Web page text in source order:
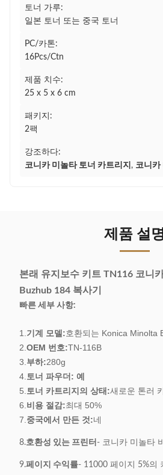
토너 가루:
일본 토너 또는 중국 토너
PC/카톤:
16Pcs/Ctn
제품 치수:
25 x 5 x 6 cm
패키지:
2팩
강조하다:
코니카 미놀타 토너 카트리지 , 코니카
제품 설
본래 유지보수 키트 TN116 코니
Buzhub 184 복사기
빠른 세부 사항:
1. 기계 모델:호환되는 Konica Minolta
2. OEM 번호:TN-116B
3. 부하:280g
4. 토너 파우더: 예
5. 토너 카트리지의 상태:새로운 톤러
6. 비용 절감:최대 50%
7. 중국에서 만든 것:네
8.호환성 있는 프린터 - 코니카 미놀타
9.페이지 수익률- 11000 페이지 5%의